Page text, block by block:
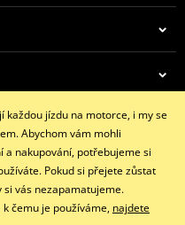
nás
- 16:30)
každou jízdu na motorce, i my se
Abychom vám mohli
a nakupování, potřebujeme si
Pokud si přejete zůstat
si vás nezapamatujeme.
čemu je používáme, najdete